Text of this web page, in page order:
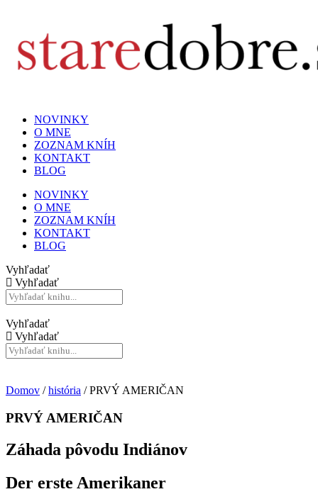
NOVINKY
O MNE
ZOZNAM KNÍH
KONTAKT
BLOG
NOVINKY
O MNE
ZOZNAM KNÍH
KONTAKT
BLOG
Vyhľadať
Vyhľadať
Vyhľadať
Vyhľadať
Domov /história / PRVÝ AMERIČAN
PRVÝ AMERIČAN
Záhada pôvodu Indiánov
Der erste Amerikaner